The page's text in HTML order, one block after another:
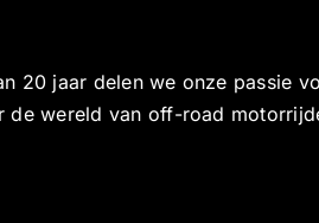
20 jaar delen we onze passie
de wereld van off-road